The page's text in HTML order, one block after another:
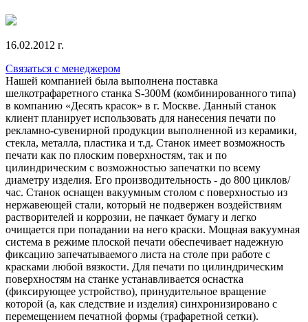
16.02.2012 г.
Связаться с менеджером
Нашей компанией была выполнена поставка
шелкотрафаретного станка S-300M (комбинированного типа)
в компанию «Десять красок» в г. Москве. Данный станок
клиент планирует использовать для нанесения печати по
рекламно-сувенирной продукции выполненной из керамики,
стекла, металла, пластика и т.д. Станок имеет возможность
печати как по плоским поверхностям, так и по
цилиндрическим с возможностью запечатки по всему
диаметру изделия. Его производительность - до 800 циклов/
час. Станок оснащен вакуумным столом с поверхностью из
нержавеющей стали, который не подвержен воздействиям
растворителей и коррозии, не пачкает бумагу и легко
очищается при попадании на него краски. Мощная вакуумная
система в режиме плоской печати обеспечивает надежную
фиксацию запечатываемого листа на столе при работе с
красками любой вязкости. Для печати по цилиндрическим
поверхностям на станке устанавливается оснастка
(фиксирующее устройство), принудительное вращение
которой (а, как следствие и изделия) синхронизировано с
перемещением печатной формы (трафаретной сетки).